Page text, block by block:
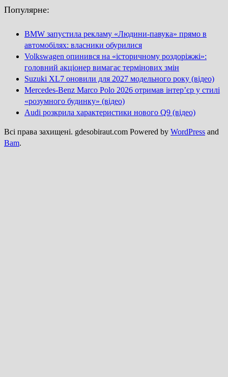
Популярне:
BMW запустила рекламу «Людини-павука» прямо в
автомобілях: власники обурилися
Volkswagen опинився на «історичному роздоріжжі»:
головний акціонер вимагає термінових змін
Suzuki XL7 оновили для 2027 модельного року (відео)
Mercedes-Benz Marco Polo 2026 отримав інтер’єр у стилі
«розумного будинку» (відео)
Audi розкрила характеристики нового Q9 (відео)
Всі права захищені. gdesobiraut.com Powered by WordPress and
Bam.